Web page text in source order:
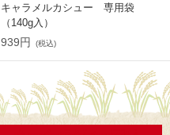
キャラメルカシュー 専用袋
（140g入）
939円 (税込)